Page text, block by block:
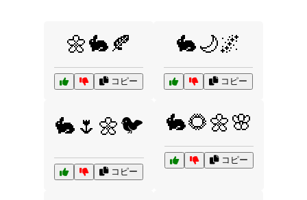
🌼🐇🍂
コピー
🐇🌙🌌
コピー
🐇🌷🌼🐦
コピー
🐇🌻🌼🌸
コピー